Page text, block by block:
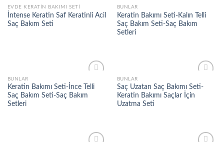
Add to
wishlist
EVDE KERATIN BAKIMI SETI
İntense Keratin Saf Keratinli Acil
Saç Bakım Seti
Add to
wishlist
BUNLAR
Keratin Bakımı Seti-Kalın Telli
Saç Bakım Seti-Saç Bakım
Setleri
Add to
wishlist
BUNLAR
Keratin Bakımı Seti-İnce Telli
Saç Bakım Seti-Saç Bakım
Setleri
Add to
wishlist
BUNLAR
Saç Uzatan Saç Bakımı Seti-
Keratin Bakımı Saçlar İçin
Uzatma Seti